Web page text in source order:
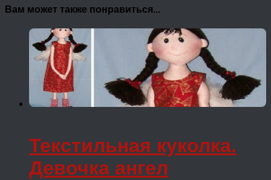
Вам может также понравиться...
Текстильная куколка.
Девочка ангел